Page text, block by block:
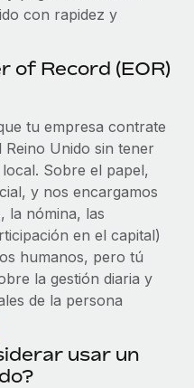
de candidatos.
cumplimiento
y contrólalos
legalidad enseguida.
Remote:
con rapidez y
of Record (EOR)
tu empresa contrate
Reino Unido sin tener
Sobre el papel,
y nos encargamos
la nómina, las
en el capital)
humanos, pero tú
la gestión diaria y
de la persona
usar un